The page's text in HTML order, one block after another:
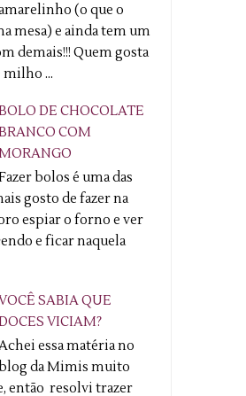
(o que o
mesa) e ainda tem um
demais!!! Quem gosta
milho ...
DE CHOCOLATE
COM
bolos é uma das
gosto de fazer na
espiar o forno e ver
e ficar naquela
SABIA QUE
VICIAM?
essa matéria no
blog da Mimis muito
então resolvi trazer